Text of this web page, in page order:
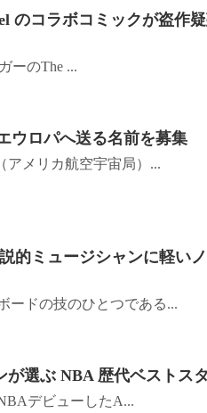
のコラボコミックが盗作
ーのThe ...
ウロパへ送る名前を募集
アメリカ航空宇宙局）...
的ミュージシャンに軽い
ードの技のひとつである...
選ぶ NBA 歴代ベストス
デビューしたA...